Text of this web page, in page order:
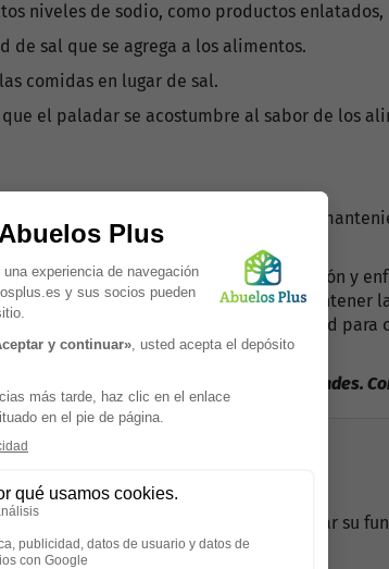
niveles de sodio, como productos
sal que se agrega a los alimentos.
comidas en lugar de sal.
el paladar se acostumbre al sabor de los
siguiendo una dieta equilibrada,
aumentando el riesgo de hipertensión y
los seniors pueden ayudar a mantener
consulten con un profesional de la salud para
que mejor se adapte a tus necesidades.
excesivo de sal puede dificultar su